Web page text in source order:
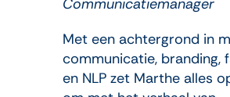
Communicatiemanager
Met een achtergrond in
communicatie, branding,
en NLP zet Marthe alles